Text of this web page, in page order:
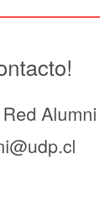
Red Alumni